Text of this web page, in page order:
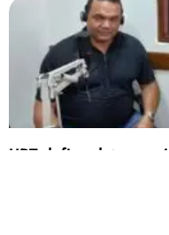
URT define data para